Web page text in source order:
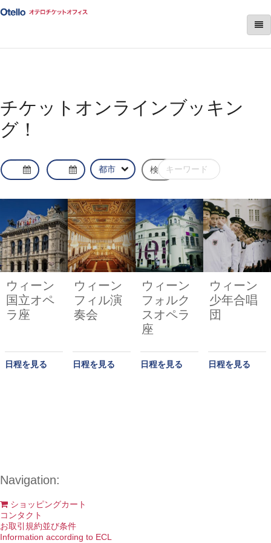
チケットオンラインブッキン
グ！
検索
ウィーン
国立オペ
ラ座
日程を見る
ウィーン
フィル演
奏会
日程を見る
ウィーン
フォルク
スオペラ
座
日程を見る
ウィーン
少年合唱
団
日程を見る
Navigation:
ショッピングカート
コンタクト
お取引規約並び条件
Information according to ECL